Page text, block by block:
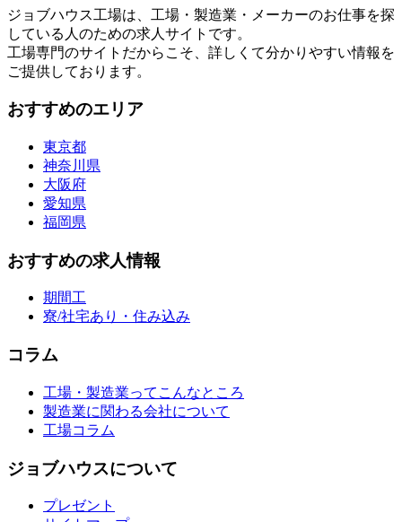
ジョブハウス工場は、工場・製造業・メーカーのお仕事を探
している人のための求人サイトです。
工場専門のサイトだからこそ、詳しくて分かりやすい情報を
ご提供しております。
おすすめのエリア
東京都
神奈川県
大阪府
愛知県
福岡県
おすすめの求人情報
期間工
寮/社宅あり・住み込み
コラム
工場・製造業ってこんなところ
製造業に関わる会社について
工場コラム
ジョブハウスについて
プレゼント